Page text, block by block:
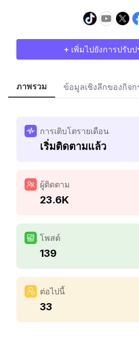
+ เพิ่มไปยังการปรับ
ภาพรวม ข้อมูลเชิงลึกของกิจก
การเติบโตรายเดือน
เริ่มติดตามแล้ว
ผู้ติดตาม
23.6K
โพสต์
139
ต่อไปนี้
33